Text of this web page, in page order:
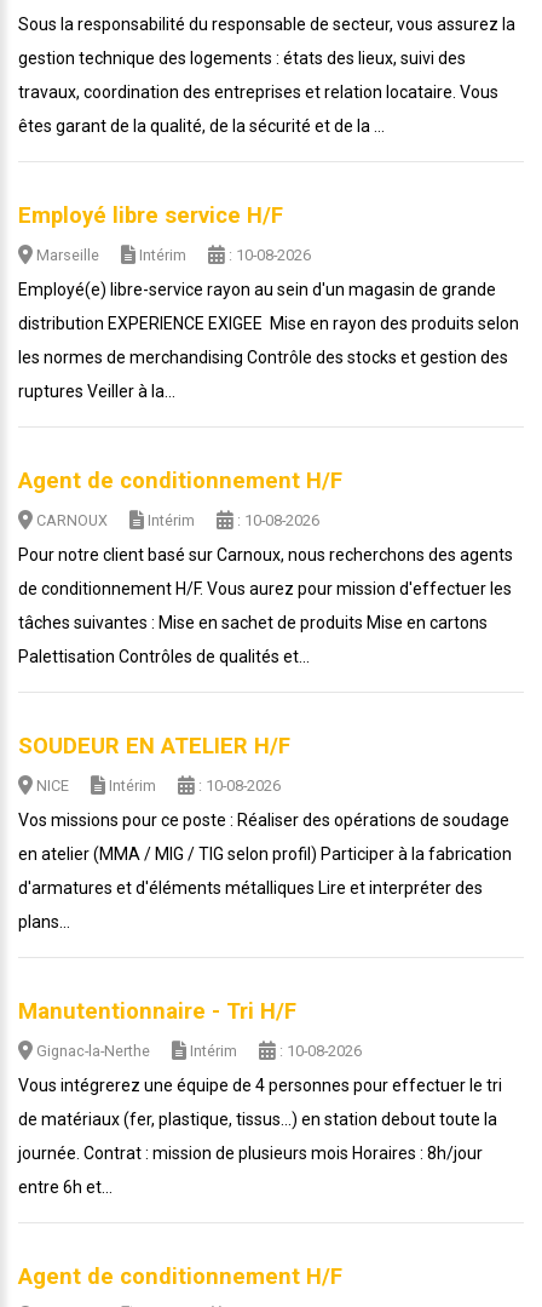
Sous la responsabilité du responsable de secteur, vous assurez la
gestion technique des logements : états des lieux, suivi des
travaux, coordination des entreprises et relation locataire. Vous
êtes garant de la qualité, de la sécurité et de la ...
Employé libre service H/F
Marseille Intérim : 10-08-2026
Employé(e) libre-service rayon au sein d'un magasin de grande
distribution EXPERIENCE EXIGEE Mise en rayon des produits selon
les normes de merchandising Contrôle des stocks et gestion des
ruptures Veiller à la...
Agent de conditionnement H/F
CARNOUX Intérim : 10-08-2026
Pour notre client basé sur Carnoux, nous recherchons des agents
de conditionnement H/F. Vous aurez pour mission d'effectuer les
tâches suivantes : Mise en sachet de produits Mise en cartons
Palettisation Contrôles de qualités et...
SOUDEUR EN ATELIER H/F
NICE Intérim : 10-08-2026
Vos missions pour ce poste : Réaliser des opérations de soudage
en atelier (MMA / MIG / TIG selon profil) Participer à la fabrication
d'armatures et d'éléments métalliques Lire et interpréter des
plans...
Manutentionnaire - Tri H/F
Gignac-la-Nerthe Intérim : 10-08-2026
Vous intégrerez une équipe de 4 personnes pour effectuer le tri
de matériaux (fer, plastique, tissus...) en station debout toute la
journée. Contrat : mission de plusieurs mois Horaires : 8h/jour
entre 6h et...
Agent de conditionnement H/F